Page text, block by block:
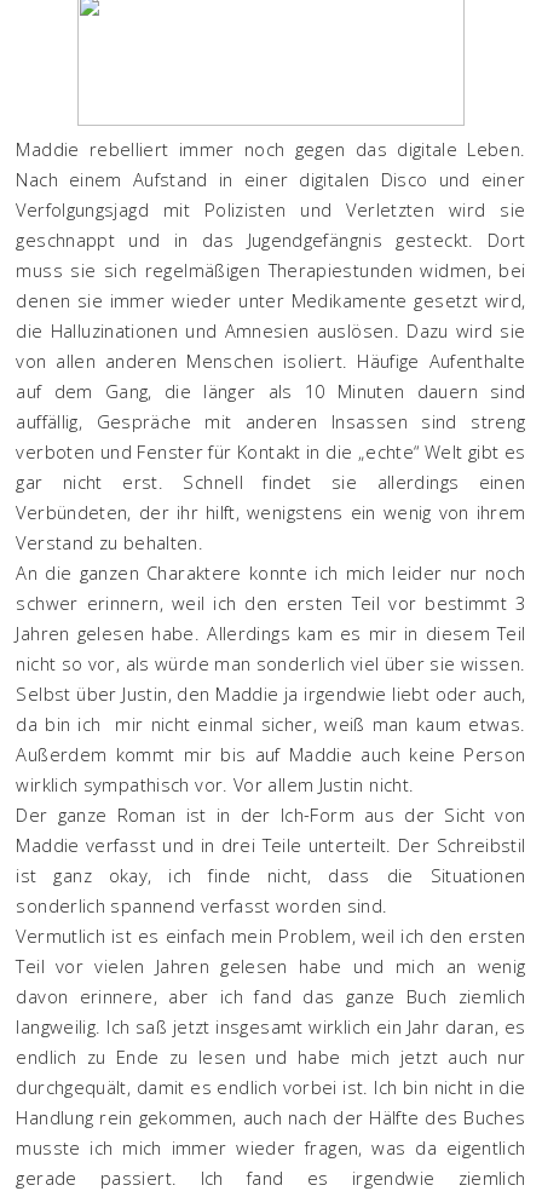
Maddie rebelliert immer noch gegen das digitale Leben.
Nach einem Aufstand in einer digitalen Disco und einer
Verfolgungsjagd mit Polizisten und Verletzten wird sie
geschnappt und in das Jugendgefängnis gesteckt. Dort
muss sie sich regelmäßigen Therapiestunden widmen, bei
denen sie immer wieder unter Medikamente gesetzt wird,
die Halluzinationen und Amnesien auslösen. Dazu wird sie
von allen anderen Menschen isoliert. Häufige Aufenthalte
auf dem Gang, die länger als 10 Minuten dauern sind
auffällig, Gespräche mit anderen Insassen sind streng
verboten und Fenster für Kontakt in die „echte“ Welt gibt es
gar nicht erst. Schnell findet sie allerdings einen
Verbündeten, der ihr hilft, wenigstens ein wenig von ihrem
Verstand zu behalten.
An die ganzen Charaktere konnte ich mich leider nur noch
schwer erinnern, weil ich den ersten Teil vor bestimmt 3
Jahren gelesen habe. Allerdings kam es mir in diesem Teil
nicht so vor, als würde man sonderlich viel über sie wissen.
Selbst über Justin, den Maddie ja irgendwie liebt oder auch,
da bin ich mir nicht einmal sicher, weiß man kaum etwas.
Außerdem kommt mir bis auf Maddie auch keine Person
wirklich sympathisch vor. Vor allem Justin nicht.
Der ganze Roman ist in der Ich-Form aus der Sicht von
Maddie verfasst und in drei Teile unterteilt. Der Schreibstil
ist ganz okay, ich finde nicht, dass die Situationen
sonderlich spannend verfasst worden sind.
Vermutlich ist es einfach mein Problem, weil ich den ersten
Teil vor vielen Jahren gelesen habe und mich an wenig
davon erinnere, aber ich fand das ganze Buch ziemlich
langweilig. Ich saß jetzt insgesamt wirklich ein Jahr daran, es
endlich zu Ende zu lesen und habe mich jetzt auch nur
durchgequält, damit es endlich vorbei ist. Ich bin nicht in die
Handlung rein gekommen, auch nach der Hälfte des Buches
musste ich mich immer wieder fragen, was da eigentlich
gerade passiert. Ich fand es irgendwie ziemlich